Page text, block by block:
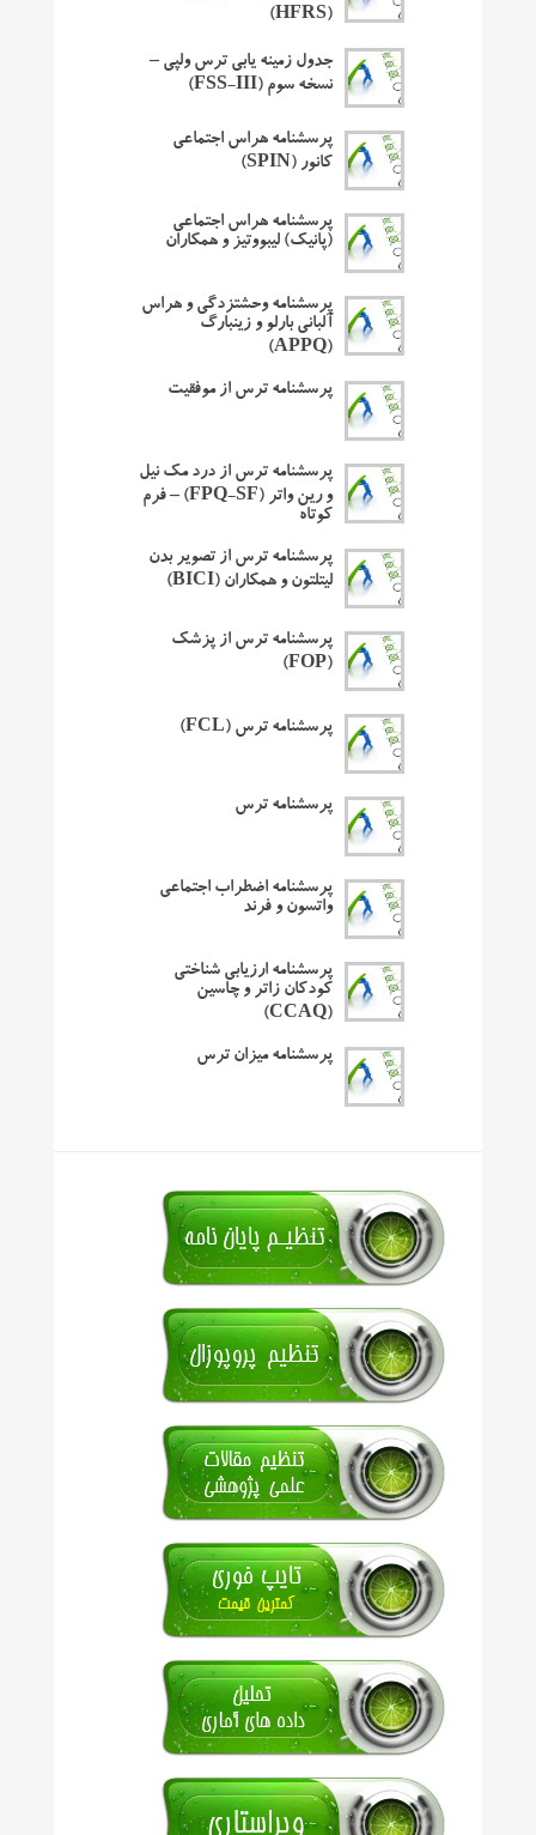
(HFRS)
جدول زمینه یابی ترس ولپی –
نسخه سوم (FSS-III)
پرسشنامه هراس اجتماعی
کانور (SPIN)
پرسشنامه هراس اجتماعی
(پانیک) لیبووتیز و همکاران
پرسشنامه وحشتزدگی و هراس
آلبانی بارلو و زینبارگ
(APPQ)
پرسشنامه ترس از موفقیت
پرسشنامه ترس از درد مک نیل
و رین واتر (FPQ-SF) – فرم
کوتاه
پرسشنامه ترس از تصویر بدن
لیتلتون و همکاران (BICI)
پرسشنامه ترس از پزشک
(FOP)
پرسشنامه ترس (FCL)
پرسشنامه ترس
پرسشنامه اضطراب اجتماعی
واتسون و فرند
پرسشنامه ارزیابی شناختی
کودکان زاتر و چاسین
(CCAQ)
پرسشنامه میزان ترس